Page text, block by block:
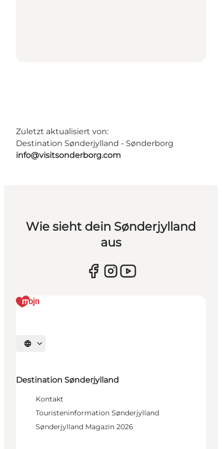
Zuletzt aktualisiert von:
Destination Sønderjylland - Sønderborg
info@visitsonderborg.com
Wie sieht dein Sønderjylland
aus
Sprache auswählen
Destination Sønderjylland
Kontakt
Touristeninformation Sønderjylland
Sønderjylland Magazin 2026